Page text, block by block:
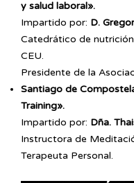
y salud laboral».
Impartido por: D.
Catedrático de
CEU.
Presidente de la
Santiago de
Training».
Impartido por: Dña.
Instructora de
Terapeuta Personal.